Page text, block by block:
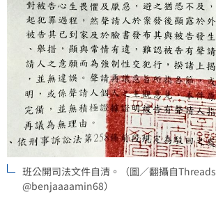
班公開司法文件自清。（圖／翻攝自Threads
@benjaaaamin68）